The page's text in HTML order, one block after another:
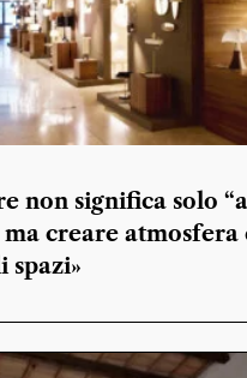
non significa solo
ma creare atmosfera
spazi»